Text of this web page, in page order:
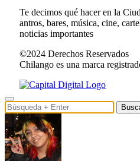
Te decimos qué hacer en la
antros, bares, música, cine,
noticias importantes
©2024 Derechos Reservados
Chilango es una marca